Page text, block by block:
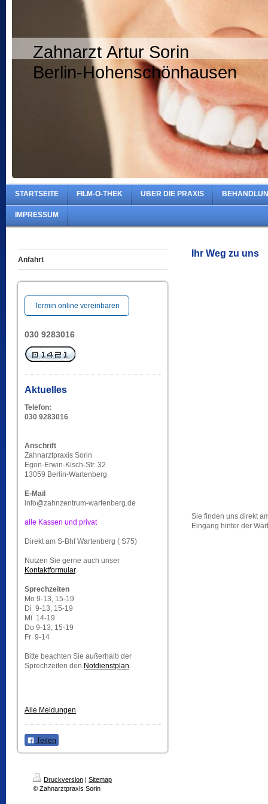
Zahnarzt Artur Sorin
Berlin-Hohenschönhausen
STARTSEITE FILM-O-THEK ÜBER DIE PRAXIS
IMPRESSUM
Anfahrt
Termin online vereinbaren
030 9283016
Aktuelles
Telefon:
030 9283016
Anschrift
Zahnarztpraxis Sorin
Egon-Erwin-Kisch-Str. 32
13059 Berlin-Wartenberg
E-Mail
info@zahnzentrum-wartenberg.de
alle Kassen und privat
Direkt am S-Bhf Wartenberg ( S75)
Nutzen Sie gerne auch unser
Kontaktformular.
Sprechzeiten
Mo 9-13, 15-19
Di 9-13, 15-19
Mi 14-19
Do 9-13, 15-19
Fr 9-14
Bitte beachten Sie außerhalb der
Sprechzeiten den Notdienstplan.
Alle Meldungen
Teilen
Ihr Weg zu uns
Sie finden uns direkt
Eingang hinter der
Druckversion | Sitemap
© Zahnarztpraxis Sorin